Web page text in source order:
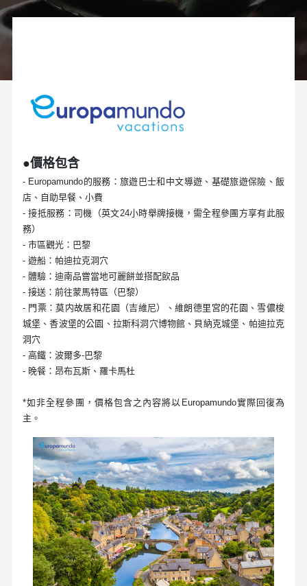
●價格包含
- Europamundo的服務：旅遊巴士和中文導遊、基礎旅遊保險、飯
店、自助早餐、小費
- 接抵服務：司機（英文24小時舉牌接機，需全程參團方享有此服
務）
- 市區觀光：巴黎
- 遊船：帕迪拉克洞穴
- 體驗：迪南品嘗當地可麗餅並搭配飲品
- 接送：前往蒙馬特區（巴黎）
- 門票：莫内故居和花園（吉維尼）、維朗德里宮的花園、雪儂梭
城堡、香波堡的公園、拉斯科洞穴博物館、貝納克城堡、帕迪拉克
洞穴
- 高鐵：波爾多-巴黎
- 晚餐：昂布瓦斯、羅卡馬杜
*如非全程參團，價格包含之內容將以Europamundo實際回復為
主。